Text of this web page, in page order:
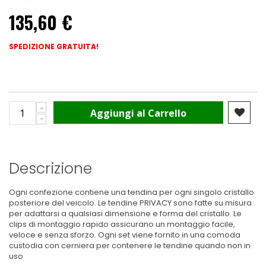
135,60 €
SPEDIZIONE GRATUITA!
Aggiungi al Carrello
Descrizione
Ogni confezione contiene una tendina per ogni singolo cristallo
posteriore del veicolo. Le tendine PRIVACY sono fatte su misura
per adattarsi a qualsiasi dimensione e forma del cristallo. Le
clips di montaggio rapido assicurano un montaggio facile,
veloce e senza sforzo. Ogni set viene fornito in una comoda
custodia con cerniera per contenere le tendine quando non in
uso